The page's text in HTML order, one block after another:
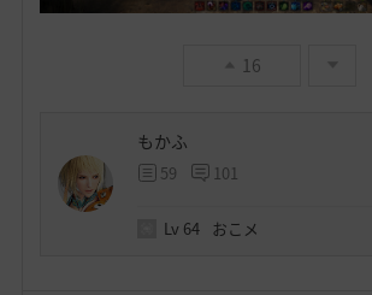
16
もかふ
59 101
Lv 64 おこメ